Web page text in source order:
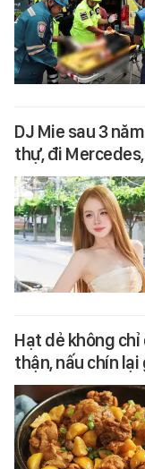
DJ Mie sau 3
thự, đi
Hạt dẻ không
thận, nấu chín